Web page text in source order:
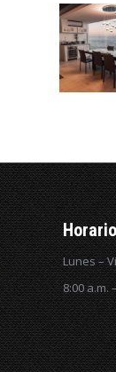
Horario
Lunes –
8:00 a.m.